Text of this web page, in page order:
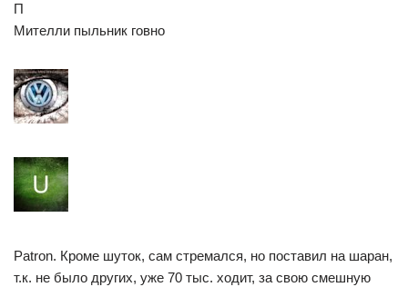
П
Мителли пыльник говно
Patron. Кроме шуток, сам стремался, но поставил на шаран,
т.к. не было других, уже 70 тыс. ходит, за свою смешную